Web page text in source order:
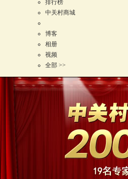
排行榜
中关村商城
博客
相册
视频
全部 >>